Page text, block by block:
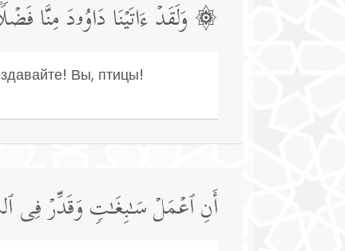
۞ وَلَقَدۡ ءَاتَیۡنَا دَاوُۥدَ مِنَّا
Вы, птицы!
أَنِ ٱعۡمَلۡ سَـٰبِغَـٰتࣲ وَقَدِّرۡ فِی